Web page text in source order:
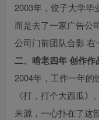
2003年，饺子大学毕
而是去了一家广告公
公司门前团队合影 右
二、啃老四年 创作作
2004年，工作一年的
《打，打个大西瓜
来源，一心扑在了这